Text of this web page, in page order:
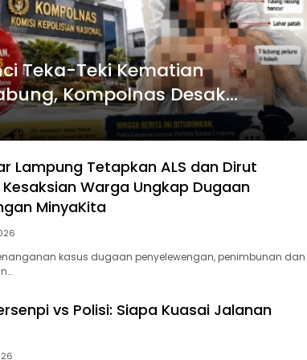
Teka-Teki Kematian
Kompolnas Desak
Lampung Tetapkan ALS dan Dirut
Warga Ungkap Dugaan
MinyaKita
kasus dugaan penyelewengan, penimbunan dan
vs Polisi: Siapa Kuasai Jalanan